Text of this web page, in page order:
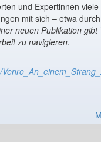
und Expertinnen
mit sich – etwa
neuen Publikation gibt
zu navigieren.